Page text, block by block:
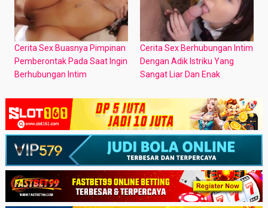
Cerita Sex Buasnya Pimpinan
Pemberontak Pada Saat Ingin
Berhubungan Intim
Cerita Sex Berhubungan Intim
Dengan Adik Istriku Yang
Sangat Liar Dan Enak